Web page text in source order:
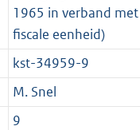
e
:
2
K
t
e
:
2
1965 in verband
fiscale eenheid)
kst-34959-9
M. Snel
9